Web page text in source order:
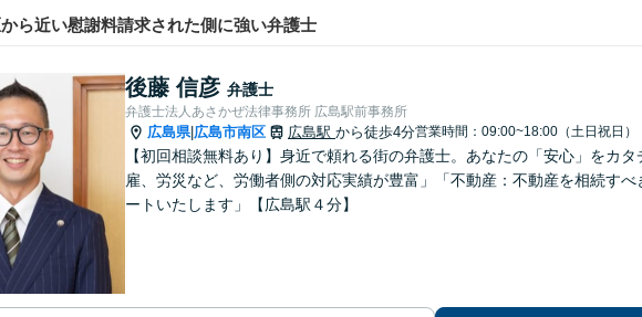
ら近い慰謝料請求された側に強い弁護士
後藤 信彦 弁護士
弁護士法人あさかぜ法律事務所 広島駅前事務所
広島県| 広島市南区 広島駅 から徒歩4分営業時間：09:00~18:00（土日祝日）
【初回相談無料あり】身近で頼れる街の弁護士。あなたの「安心」をカ
雇、労災など、労働者側の対応実績が豊富」「不動産：不動産を相続す
ートいたします」【広島駅４分】